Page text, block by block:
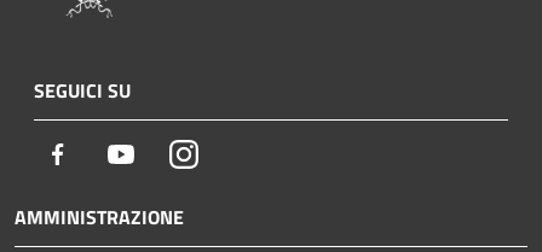
SEGUICI SU
Facebook YoutubeInstagram
AMMINISTRAZIONE